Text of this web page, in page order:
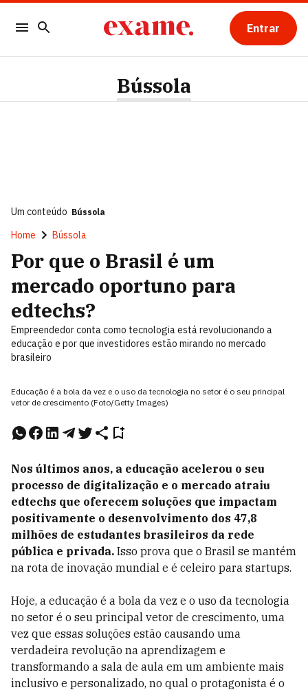
Entrar
Bússola
Um conteúdo Bússola
Home Bússola
Por que o Brasil é um
mercado oportuno para
edtechs?
Empreendedor conta como tecnologia está revolucionando a
educação e por que investidores estão mirando no mercado
brasileiro
Educação é a bola da vez e o uso da tecnologia no setor é o seu principal
vetor de crescimento (Foto/Getty Images)
Nos últimos anos, a educação acelerou o seu
processo de digitalização e o mercado atraiu
edtechs que oferecem soluções que impactam
positivamente o desenvolvimento dos 47,8
milhões de estudantes brasileiros da rede
pública e privada. Isso prova que o Brasil se mantém
na rota de inovação mundial e é celeiro para startups.
Hoje, a educação é a bola da vez e o uso da tecnologia
no setor é o seu principal vetor de crescimento, uma
vez que essas soluções estão causando uma
verdadeira revolução na aprendizagem e
transformando a sala de aula em um ambiente mais
inclusivo e personalizado, no qual o protagonista é o